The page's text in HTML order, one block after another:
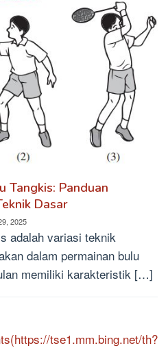
Tangkis: Panduan
Dasar
2025
adalah variasi teknik
dalam permainan bulu
memiliki karakteristik […]
tse1.mm.bing.net/th?